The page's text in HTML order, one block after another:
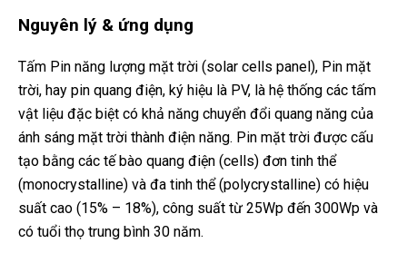
Nguyên lý & ứng dụng
Tấm Pin năng lượng mặt trời (solar cells panel), Pin mặt
trời, hay pin quang điện, ký hiệu là PV, là hệ thống các tấm
vật liệu đặc biệt có khả năng chuyển đổi quang năng của
ánh sáng mặt trời thành điện năng. Pin mặt trời được cấu
tạo bằng các tế bào quang điện (cells) đơn tinh thể
(monocrystalline) và đa tinh thể (polycrystalline) có hiệu
suất cao (15% – 18%), công suất từ 25Wp đến 300Wp và
có tuổi thọ trung bình 30 năm.